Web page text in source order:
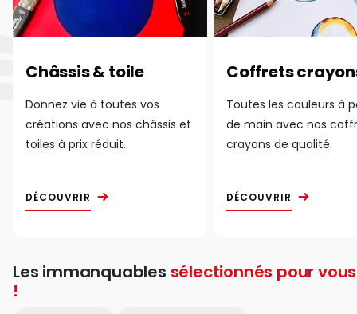
Châssis & toile
Donnez vie à toutes vos
créations avec nos châssis et
toiles à prix réduit.
DÉCOUVRIR
Coffrets
Toutes les couleurs à
de main avec nos
crayons de qualité.
DÉCOUVRIR
Les immanquables sélectionnés pour vous
!